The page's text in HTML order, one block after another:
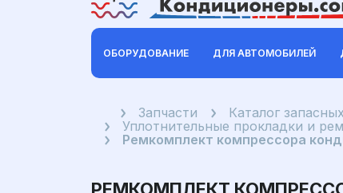
ОБОРУДОВАНИЕ ДЛЯ АВТОМОБИЛЕЙ
ГлавнаяЗапчасти
Каталог
Уплотнительные прокладки и
Ремкомплект компрессора